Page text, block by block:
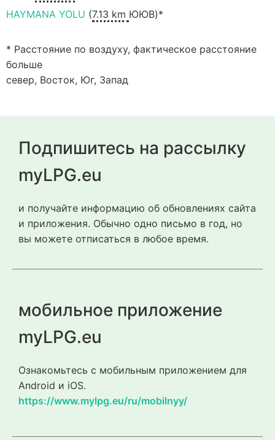
HAYMANA YOLU (7.13 km ЮЮВ)*
* Расстояние по воздуху, фактическое расстояние
больше
север, Восток, Юг, Запад
Подпишитесь на рассылку
myLPG.eu
и получайте информацию об обновлениях сайта
и приложения. Обычно одно письмо в год, но
вы можете отписаться в любое время.
мобильное приложение
myLPG.eu
Ознакомьтесь с мобильным приложением для
Android и iOS.
https://www.mylpg.eu/ru/mobilnyy/